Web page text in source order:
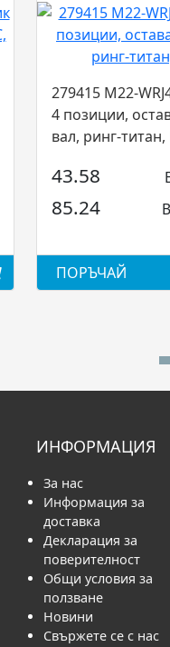
279415 M22-
4 позиции,
вал, ринг-титан,
43.58
85.24
ПОРЪЧАЙ
ИНФОРМАЦИЯ
За нас
Информация за
доставка
Декларация за
поверителност
Общи условия за
ползване
Новини
Свържете се с нас